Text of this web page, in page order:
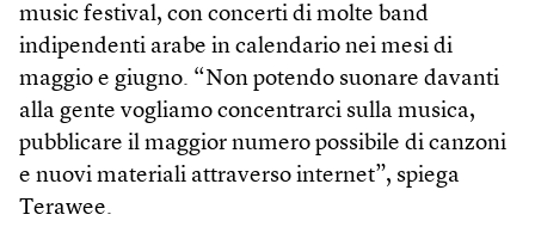
music festival, con concerti di molte band
indipendenti arabe in calendario nei mesi di
maggio e giugno. “Non potendo suonare davanti
alla gente vogliamo concentrarci sulla musica,
pubblicare il maggior numero possibile di canzoni
e nuovi materiali attraverso internet”, spiega
Terawee.